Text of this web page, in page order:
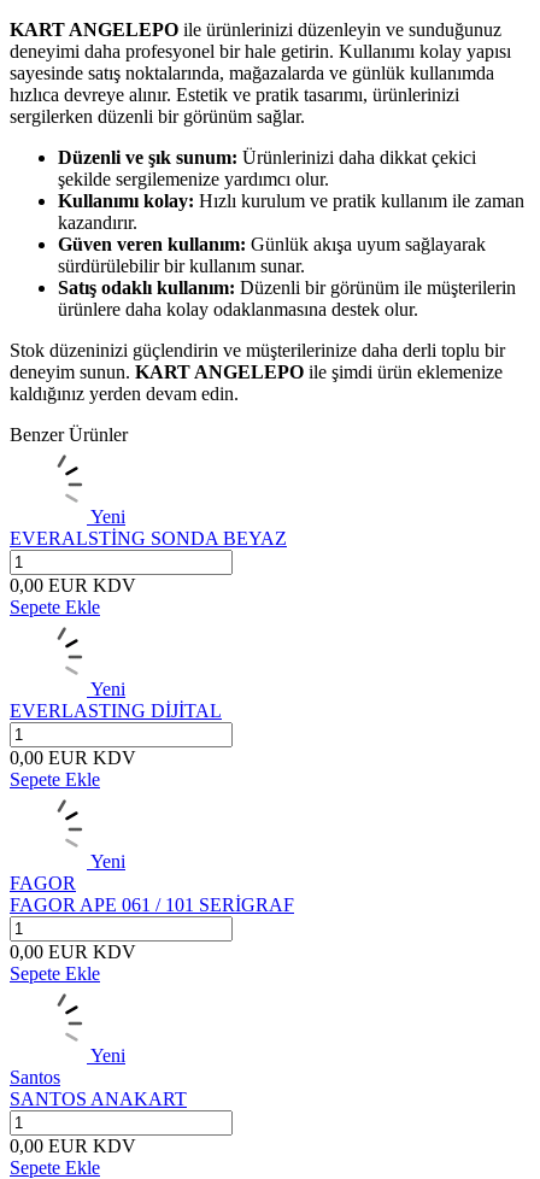
KART ANGELEPO ile ürünlerinizi düzenleyin ve sunduğunuz
deneyimi daha profesyonel bir hale getirin. Kullanımı kolay yapısı
sayesinde satış noktalarında, mağazalarda ve günlük kullanımda
hızlıca devreye alınır. Estetik ve pratik tasarımı, ürünlerinizi
sergilerken düzenli bir görünüm sağlar.
Düzenli ve şık sunum: Ürünlerinizi daha dikkat çekici
şekilde sergilemenize yardımcı olur.
Kullanımı kolay: Hızlı kurulum ve pratik kullanım ile zaman
kazandırır.
Güven veren kullanım: Günlük akışa uyum sağlayarak
sürdürülebilir bir kullanım sunar.
Satış odaklı kullanım: Düzenli bir görünüm ile müşterilerin
ürünlere daha kolay odaklanmasına destek olur.
Stok düzeninizi güçlendirin ve müşterilerinize daha derli toplu bir
deneyim sunun. KART ANGELEPO ile şimdi ürün eklemenize
kaldığınız yerden devam edin.
Benzer Ürünler
Yeni
EVERALSTİNG SONDA BEYAZ
0,00 EUR KDV
Sepete Ekle
Yeni
EVERLASTING DİJİTAL
0,00 EUR KDV
Sepete Ekle
Yeni
FAGOR
FAGOR APE 061 / 101 SERİGRAF
0,00 EUR KDV
Sepete Ekle
Yeni
Santos
SANTOS ANAKART
0,00 EUR KDV
Sepete Ekle